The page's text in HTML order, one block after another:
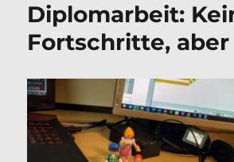
Diplomarbeit:
Fortschritte,